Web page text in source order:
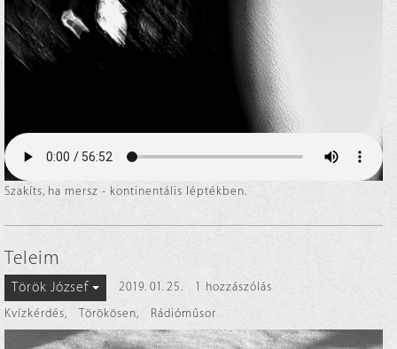
Szakíts, ha mersz - kontinentális léptékben.
Teleim
Török József 2019. 01. 25.
1 hozzászólás
Kvízkérdés, Törökösen, Rádióműsor